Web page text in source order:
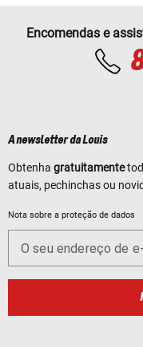
Encomendas e
A newsletter da Louis
Obtenha gratuitamente
atuais, pechinchas ou
Nota sobre a proteção de dados
O seu endereço de